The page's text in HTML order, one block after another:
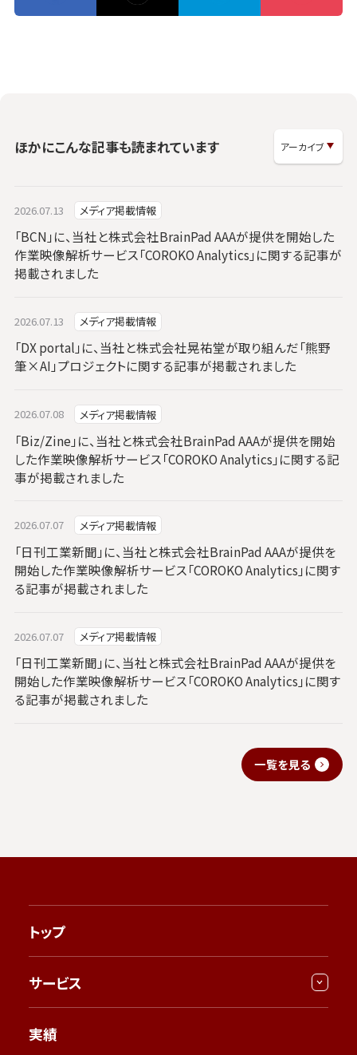
ほかにこんな記事も読まれています
2026.07.13 メディア掲載情報
「BCN」に、当社と株式会社BrainPad AAAが提供を開始した
作業映像解析サービス「COROKO Analytics」に関する記事が
掲載されました
2026.07.13 メディア掲載情報
「DX portal」に、当社と株式会社晃祐堂が取り組んだ「熊野
筆×AI」プロジェクトに関する記事が掲載されました
2026.07.08 メディア掲載情報
「Biz/Zine」に、当社と株式会社BrainPad AAAが提供を開始
した作業映像解析サービス「COROKO Analytics」に関する記
事が掲載されました
2026.07.07 メディア掲載情報
「日刊工業新聞」に、当社と株式会社BrainPad AAAが提供を
開始した作業映像解析サービス「COROKO Analytics」に関す
る記事が掲載されました
2026.07.07 メディア掲載情報
「日刊工業新聞」に、当社と株式会社BrainPad AAAが提供を
開始した作業映像解析サービス「COROKO Analytics」に関す
る記事が掲載されました
一覧を見る
トップ
サービス
実績